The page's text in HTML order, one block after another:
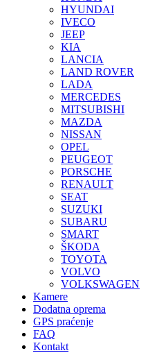
HYUNDAI
IVECO
JEEP
KIA
LANCIA
LAND ROVER
LADA
MERCEDES
MITSUBISHI
MAZDA
NISSAN
OPEL
PEUGEOT
PORSCHE
RENAULT
SEAT
SUZUKI
SUBARU
SMART
ŠKODA
TOYOTA
VOLVO
VOLKSWAGEN
Kamere
Dodatna oprema
GPS praćenje
FAQ
Kontakt